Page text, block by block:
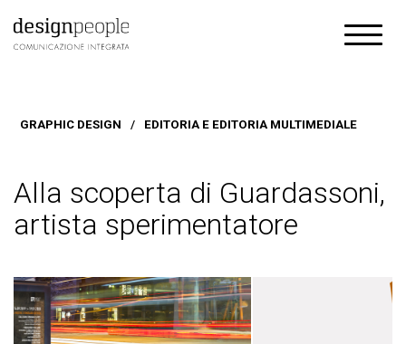
GRAPHIC DESIGN / EDITORIA E EDITORIA MULTIMEDIALE
Alla scoperta di Guardassoni,
artista sperimentatore